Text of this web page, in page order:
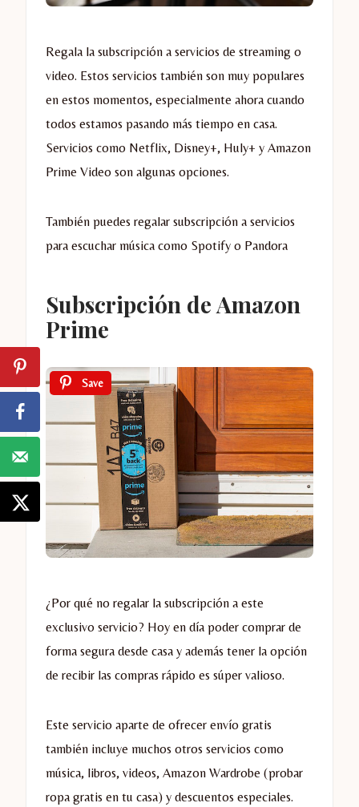
Regala la subscripción a servicios de streaming o
video. Estos servicios también son muy populares
en estos momentos, especialmente ahora cuando
todos estamos pasando más tiempo en casa.
Servicios como Netflix, Disney+, Huly+ y Amazon
Prime Video son algunas opciones.
También puedes regalar subscripción a servicios
para escuchar música como Spotify o Pandora
Subscripción de Amazon
Prime
Save
¿Por qué no regalar la subscripción a este
exclusivo servicio? Hoy en día poder comprar de
forma segura desde casa y además tener la opción
de recibir las compras rápido es súper valioso.
Este servicio aparte de ofrecer envío gratis
también incluye muchos otros servicios como
música, libros, videos, Amazon Wardrobe (probar
ropa gratis en tu casa) y descuentos especiales.